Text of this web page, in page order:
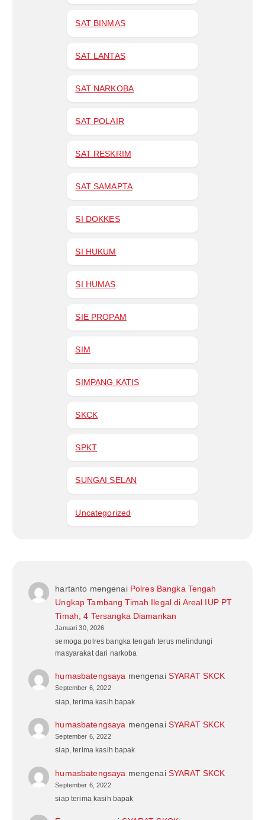
SAT BINMAS
SAT LANTAS
SAT NARKOBA
SAT POLAIR
SAT RESKRIM
SAT SAMAPTA
SI DOKKES
SI HUKUM
SI HUMAS
SIE PROPAM
SIM
SIMPANG KATIS
SKCK
SPKT
SUNGAI SELAN
Uncategorized
hartanto mengenai Polres Bangka Tengah
Ungkap Tambang Timah Ilegal di Areal IUP PT
Timah, 4 Tersangka Diamankan
Januari 30, 2026
semoga polres bangka tengah terus melindungi
masyarakat dari narkoba
humasbatengsaya mengenai SYARAT SKCK
September 6, 2022
siap, terima kasih bapak
humasbatengsaya mengenai SYARAT SKCK
September 6, 2022
siap, terima kasih bapak
humasbatengsaya mengenai SYARAT SKCK
September 6, 2022
siap terima kasih bapak